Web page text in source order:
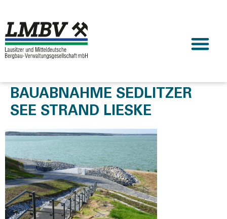
BAUABNAHME SEDLITZER
SEE STRAND LIESKE